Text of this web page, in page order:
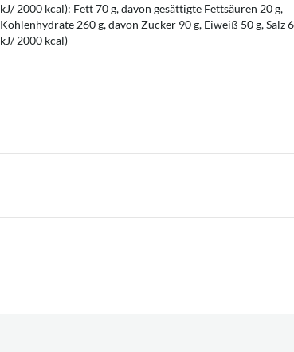
kJ/ 2000 kcal): Fett 70 g, davon gesättigte Fettsäuren 20 g,
Kohlenhydrate 260 g, davon Zucker 90 g, Eiweiß 50 g, Salz
kJ/ 2000 kcal)